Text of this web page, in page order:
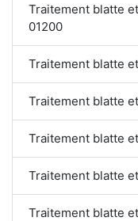
Traitement blatte
01200
Traitement blatte
Traitement blatte
Traitement blatte
Traitement blatte
Traitement blatte